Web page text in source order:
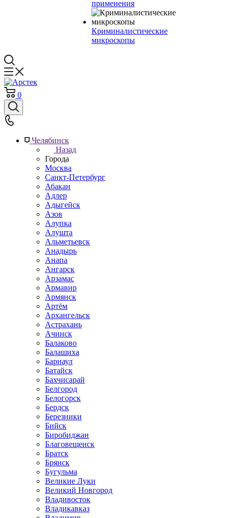
применения
Криминалистические
микроскопы
0
Челябинск
Назад
Города
Москва
Санкт-Петербург
Абакан
Адлер
Адыгейск
Азов
Алупка
Алушта
Альметьевск
Анадырь
Анапа
Ангарск
Арзамас
Армавир
Армянск
Артём
Архангельск
Астрахань
Ачинск
Балаково
Балашиха
Барнаул
Батайск
Бахчисарай
Белгород
Белогорск
Бердск
Березники
Бийск
Биробиджан
Благовещенск
Братск
Брянск
Бугульма
Великие Луки
Великий Новгород
Владивосток
Владикавказ